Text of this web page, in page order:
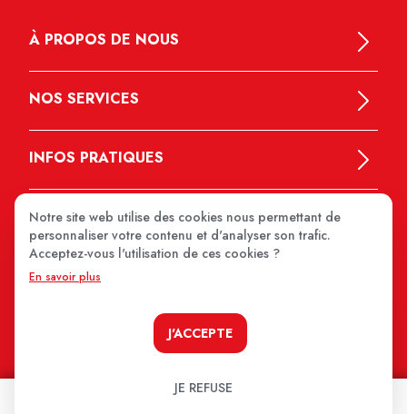
À PROPOS DE NOUS
NOS SERVICES
INFOS PRATIQUES
Notre site web utilise des cookies nous permettant de
personnaliser votre contenu et d'analyser son trafic.
Acceptez-vous l'utilisation de ces cookies ?
En savoir plus
J'ACCEPTE
JE REFUSE